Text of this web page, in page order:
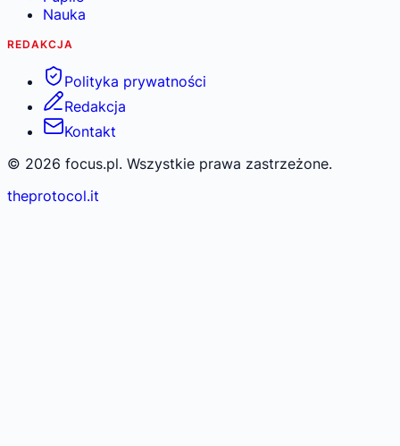
Nauka
REDAKCJA
Polityka prywatności
Redakcja
Kontakt
© 2026 focus.pl. Wszystkie prawa zastrzeżone.
theprotocol.it